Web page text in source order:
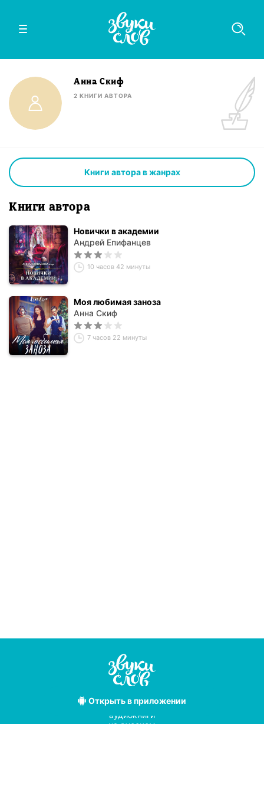
Анна Скиф
2 КНИГИ АВТОРА
Книги автора в жанрах
Книги автора
Новички в академии
Андрей Епифанцев
10 часов 42 минуты
Моя любимая заноза
Анна Скиф
7 часов 22 минуты
Открытьв приложении
Лучшие
аудиокниги
на русском